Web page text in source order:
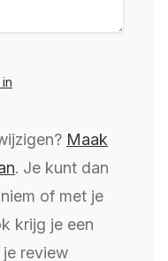
Maak
. Je kunt dan
of met je
krijg je een
review